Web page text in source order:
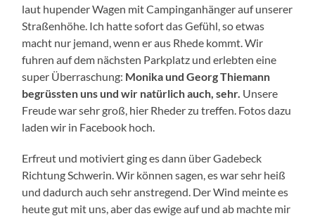
laut hupender Wagen mit Campinganhänger auf unserer
Straßenhöhe. Ich hatte sofort das Gefühl, so etwas
macht nur jemand, wenn er aus Rhede kommt. Wir
fuhren auf dem nächsten Parkplatz und erlebten eine
super Überraschung: Monika und Georg Thiemann
begrüssten uns und wir natürlich auch, sehr. Unsere
Freude war sehr groß, hier Rheder zu treffen. Fotos dazu
laden wir in Facebook hoch.
Erfreut und motiviert ging es dann über Gadebeck
Richtung Schwerin. Wir können sagen, es war sehr heiß
und dadurch auch sehr anstregend. Der Wind meinte es
heute gut mit uns, aber das ewige auf und ab machte mir